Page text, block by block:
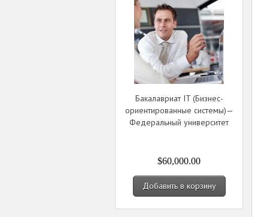
Бакалавриат IT (Бизнес-
ориентированные системы)—
Федеральный университет
$60,000.00
Добавить в корзину